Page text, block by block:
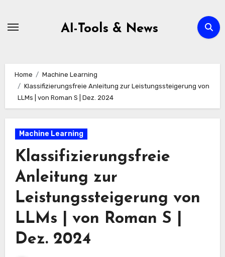
AI-Tools & News
Home
Machine Learning
Klassifizierungsfreie Anleitung zur Leistungssteigerung von
LLMs | von Roman S | Dez. 2024
Machine Learning
Klassifizierungsfreie
Anleitung zur
Leistungssteigerung von
LLMs | von Roman S |
Dez. 2024